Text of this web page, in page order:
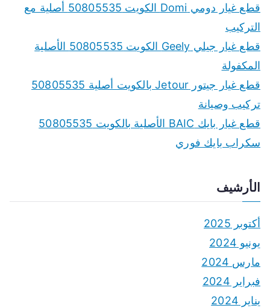
قطع غيار دومي Domi الكويت 50805535 أصلية مع
التركيب
قطع غيار جيلي Geely الكويت 50805535 الأصلية
المكفولة
قطع غيار جيتور Jetour بالكويت أصلية 50805535
تركيب وصيانة
قطع غيار بايك BAIC الأصلية بالكويت 50805535
سكراب بايك فوري
الأرشيف
أكتوبر 2025
يونيو 2024
مارس 2024
فبراير 2024
يناير 2024